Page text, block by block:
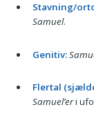
Stavning/
Samuel.
Genitiv:
Flertal
Samuel’eri